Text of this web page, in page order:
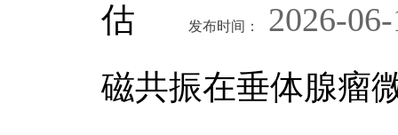
估
发布时间：
2026-
磁共振在垂体腺瘤